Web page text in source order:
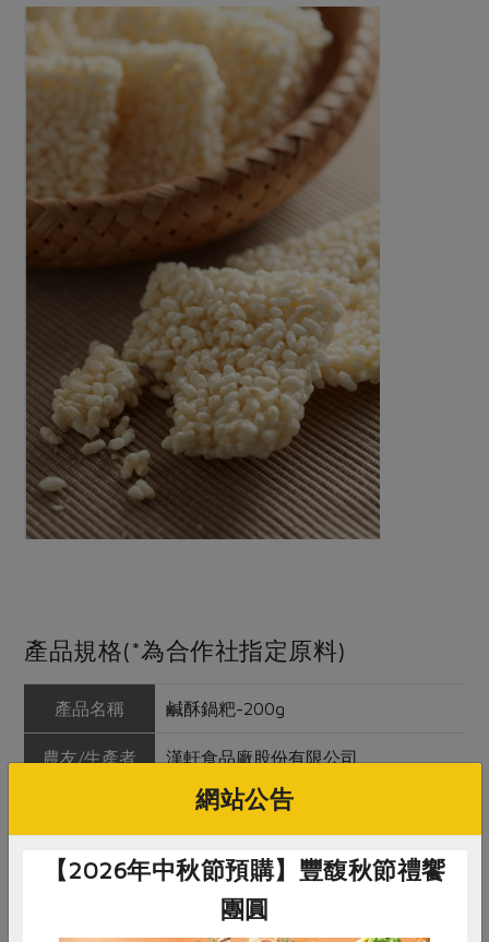
產品規格(*為合作社指定原料)
產品名稱 鹹酥鍋粑-200g
農友/生產者 漢軒食品廠股份有限公司
台灣
淨重/數量 200公克
圓糯米*、棕櫚油、食鹽
網站公告
【2026年中秋節預購】豐馥秋節禮饗
團圓